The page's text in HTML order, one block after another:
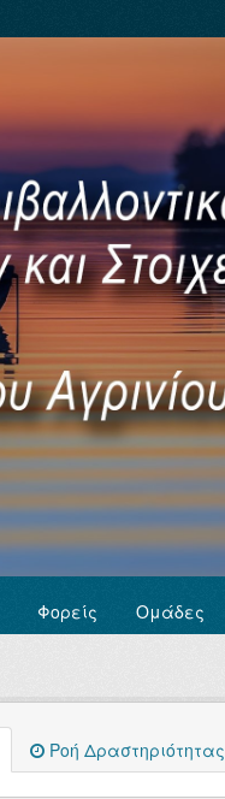
Φορείς Ομάδες
Ροή Δραστηριότητας